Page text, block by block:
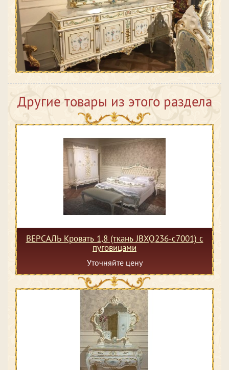
Другие товары из этого раздела
ВЕРСАЛЬ Кровать 1,8 (ткань JBXQ236-c7001) с
пуговицами
Уточняйте цену